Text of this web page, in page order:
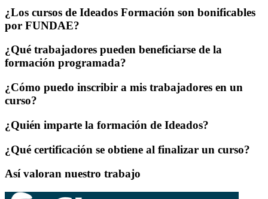
¿Los cursos de Ideados Formación son bonificables
por FUNDAE?
¿Qué trabajadores pueden beneficiarse de la
formación programada?
¿Cómo puedo inscribir a mis trabajadores en un
curso?
¿Quién imparte la formación de Ideados?
¿Qué certificación se obtiene al finalizar un curso?
Así valoran nuestro trabajo